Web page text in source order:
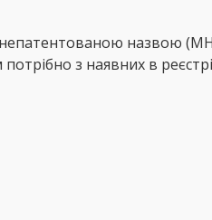
назвою
з наявних в